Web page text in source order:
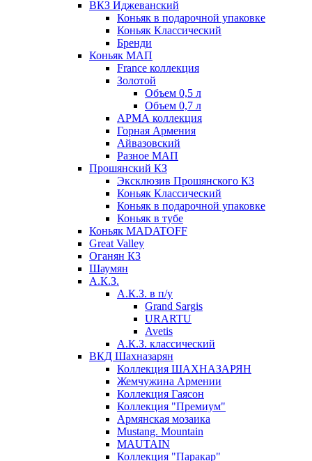
ВКЗ Иджеванский
Коньяк в подарочной упаковке
Коньяк Классический
Бренди
Коньяк МАП
France коллекция
Золотой
Объем 0,5 л
Объем 0,7 л
АРМА коллекция
Горная Армения
Айвазовский
Разное МАП
Прошянский КЗ
Эксклюзив Прошянского КЗ
Коньяк Классический
Коньяк в подарочной упаковке
Коньяк в тубе
Коньяк MADATOFF
Great Valley
Оганян КЗ
Шаумян
А.К.З.
А.К.З. в п/у
Grand Sargis
URARTU
Avetis
А.К.З. классический
ВКД Шахназарян
Коллекция ШАХНАЗАРЯН
Жемчужина Армении
Коллекция Гаясон
Коллекция "Премиум"
Армянская мозаика
Mustang. Mountain
MAUTAIN
Коллекция "Паракар"